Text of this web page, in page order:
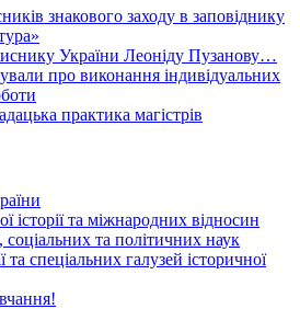
знакового заходу в заповіднику
України Леоніду Пузанову…
про виконання індивідуальних
практика магістрів
історії та міжнародних відносин
соціальних та політичних наук
та спеціальних галузей історичної